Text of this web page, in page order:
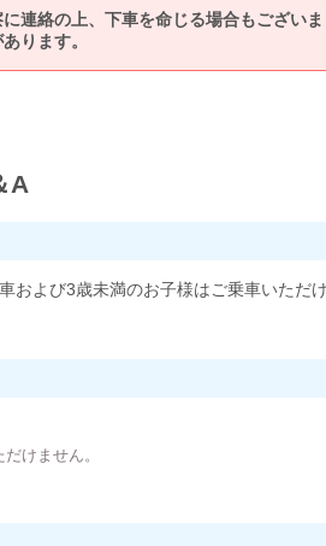
連絡の上、下車を命じる場合もございま
ります。
A
および3歳未満のお子様はご乗車いただ
けません。